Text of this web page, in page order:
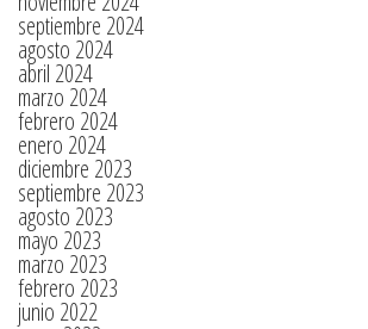
septiembre 2024
agosto 2024
abril 2024
marzo 2024
febrero 2024
enero 2024
diciembre 2023
septiembre 2023
agosto 2023
mayo 2023
marzo 2023
febrero 2023
junio 2022